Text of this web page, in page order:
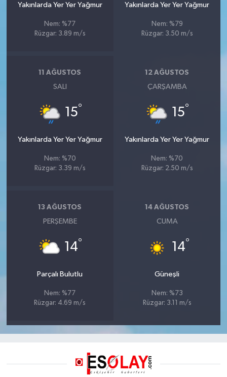
Yakınlarda Yer Yer Yağmur
Nem: %77
Rüzgar: 3.89 m/s
Yakınlarda Yer Yer Yağmur
Nem: %79
Rüzgar: 3.50 m/s
11 AĞUSTOS
SALI
15°
Yakınlarda Yer Yer Yağmur
Nem: %70
Rüzgar: 3.39 m/s
12 AĞUSTOS
ÇARŞAMBA
15°
Yakınlarda Yer Yer Yağmur
Nem: %70
Rüzgar: 2.50 m/s
13 AĞUSTOS
PERŞEMBE
14°
Parçalı Bulutlu
Nem: %77
Rüzgar: 4.69 m/s
14 AĞUSTOS
CUMA
14°
Güneşli
Nem: %73
Rüzgar: 3.11 m/s